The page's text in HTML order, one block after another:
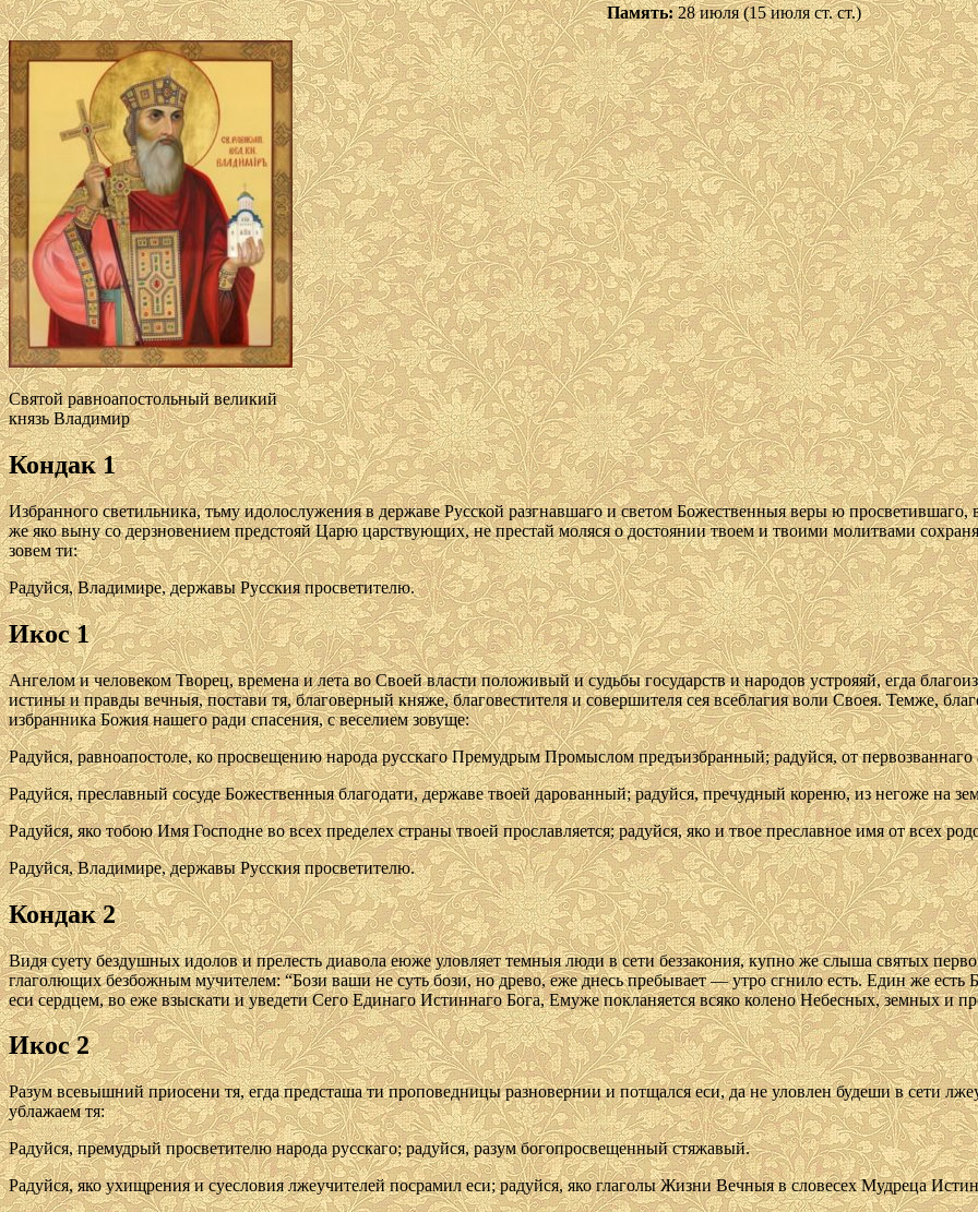
Память:28 июля (15 июля ст. ст.)
Святой равноапостольный великий
князь Владимир
Кондак 1
Избранного светильника, тьму идолослужения в державе Русской разгнавшаго и светом Божественныя веры ю
же яко выну со дерзновением предстояй Царю царствующих, не престай моляся о достоянии твоем и твоими молитвами
зовем ти:
Радуйся, Владимире, державы Русския просветителю.
Икос 1
Ангелом и человеком Творец, времена и лета во Своей власти положивый и судьбы государств и народов устрояяй, егда
истины и правды вечныя, постави тя, благоверный княже, благовестителя и совершителя сея всеблагия воли Своея. Темже,
избранника Божия нашего ради спасения, с веселием зовуще:
Радуйся, равноапостоле, ко просвещению народа русскаго Премудрым Промыслом предъизбранный; радуйся, от
Радуйся, преславный сосуде Божественныя благодати, державе твоей дарованный; радуйся, пречудный кореню, из негоже на
Радуйся, яко тобою Имя Господне во всех пределех страны твоей прославляется; радуйся, яко и твое преславное имя от всех
Радуйся, Владимире, державы Русския просветителю.
Кондак 2
Видя суету бездушных идолов и прелесть диавола еюже уловляет темныя люди в сети беззакония, купно же слыша святых
глаголющих безбожным мучителем: “Бози ваши не суть бози, но древо, еже днесь пребывает — утро сгнило есть. Един же
еси сердцем, во еже взыскати и уведети Сего Единаго Истиннаго Бога, Емуже покланяется всяко колено Небесных, земных и
Икос 2
Разум всевышний приосени тя, егда предсташа ти проповедницы разновернии и потщался еси, да не уловлен будеши в сети
ублажаем тя:
Радуйся, премудрый просветителю народа русскаго; радуйся, разум богопросвещенный стяжавый.
Радуйся, яко ухищрения и суесловия лжеучителей посрамил еси; радуйся, яко глаголы Жизни Вечныя в словесех Мудреца